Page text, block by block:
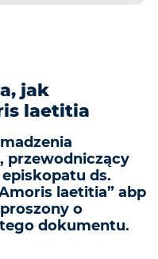
jak
laetitia
przewodniczący
ds.
laetitia” abp
o
dokumentu.